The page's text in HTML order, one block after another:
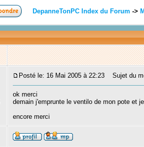
DepanneTonPC Index du Forum ->
Posté le: 16 Mai 2005 à 22:23 Sujet du
ok merci
demain j'emprunte le ventilo de mon pote et
encore merci